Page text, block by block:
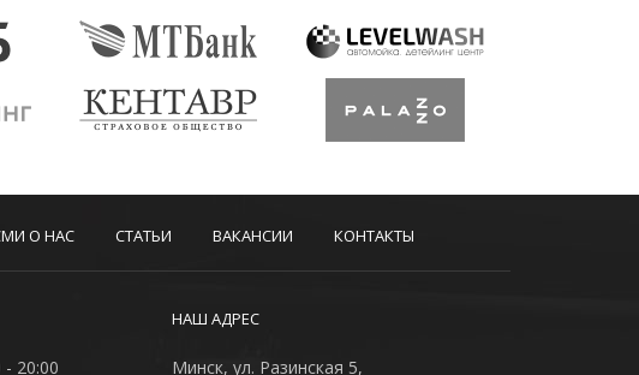
О НАС СТАТЬИ ВАКАНСИИ КОНТАКТЫ
- 20:00
НАШ АДРЕС
Минск, ул. Разинская 5,